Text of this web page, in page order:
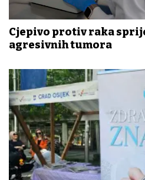
Cjepivo protiv raka
agresivnih tumora